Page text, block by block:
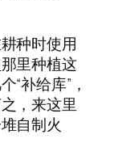
种时使用
里种植这
“补给库”，
，来这里
自制火